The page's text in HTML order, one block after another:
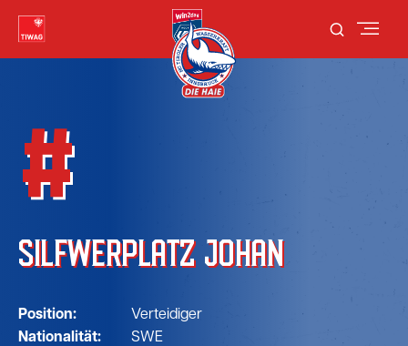
Position:
Nationalität:
Verteidiger
SWE
#
SILFWERPLATZ JOHAN